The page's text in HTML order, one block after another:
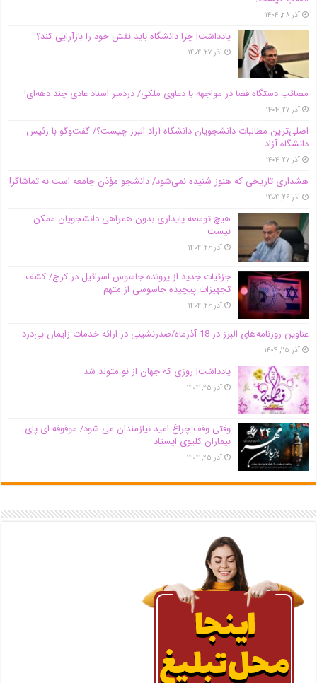
آذر ۲۸, ۱۴۰۴
یادداشت| چرا دانشگاه باید نقش خود را بازآرایی کند؟
آذر ۲۷, ۱۴۰۴
مصائب دستگاه قضا در مواجهه با دعاوی ملکی/ دردسر اسناد عادی چند‌ دهه‌ای!
آذر ۲۷, ۱۴۰۴
اصلی‌ترین مطالبات دانشجویان دانشگاه آزاد البرز چیست؟/ گفت‌وگو با رئیس
دانشگاه آز‌اد
آذر ۲۷, ۱۴۰۴
هشداری تاریخی که هنوز شنیده نمی‌شود/ دانشجو مؤذن جامعه است نه تماشاگر!
آذر ۲۶, ۱۴۰۴
هیچ توسعه پایداری بدون همراهی دانشجویان ممکن
نیست
آذر ۲۶, ۱۴۰۴
جزئیات جدید از پرونده جاسوس اسرائیل در کرج/‌ کشف
تجهیزات پیچیده جاسوسی از متهم
آذر ۲۶, ۱۴۰۴
عناوین روزنامه‌های البرز در ‌18 آذرماه/صدرنشینی در ارائه خدمات زایمان بی‌درد
آذر ۲۵, ۱۴۰۴
یادداشت| روزی که جهان از نو متولد شد
آذر ۲۵, ۱۴۰۴
وقتی وقف چراغ امید نیازمندان می شود/ موقوفه ای پای
بیماران کلیوی ایستاد
آذر ۲۵, ۱۴۰۴